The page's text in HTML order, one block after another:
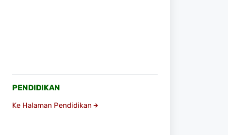
PENDIDIKAN
Ke Halaman Pendidikan